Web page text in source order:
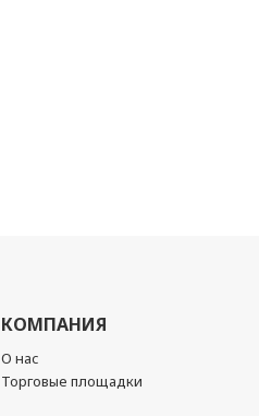
КОМПАНИЯ
О нас
Торговые площадки